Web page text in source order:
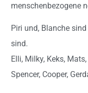
menschenbezogene
Piri und, Blanche
sind.
Elli, Milky, Keks,
Spencer, Cooper,